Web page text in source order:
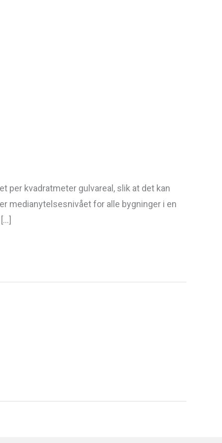
kvadratmeter gulvareal, slik at det kan
medianytelsesnivået for alle bygninger i en